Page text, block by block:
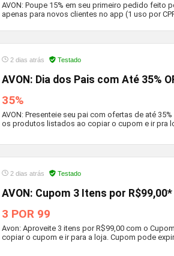
AVON: Poupe 15% em seu primeiro pedido feito
apenas para novos clientes no app (1 uso por
2 dias atrás Testado
AVON: Dia dos Pais com Até 35%
35%
AVON: Presenteie seu pai com ofertas de até
os produtos listados ao copiar o cupom e ir pra
2 dias atrás Testado
AVON: Cupom 3 Itens por R$99,00*
3 POR 99
Avon: Aproveite 3 itens por R$99,00 com o
copiar o cupom e ir para a loja. Cupom pode